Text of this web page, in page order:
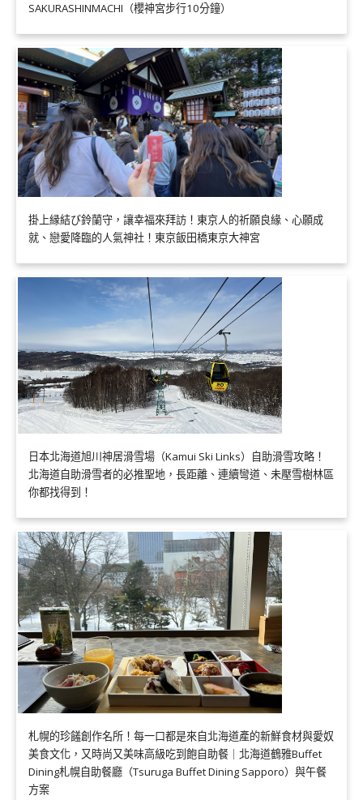
SAKURASHINMACHI（櫻神宮步行10分鐘）
掛上縁結び鈴蘭守，讓幸福來拜訪！東京人的祈願良緣、心願成
就、戀愛降臨的人氣神社！東京飯田橋東京大神宮
日本北海道旭川神居滑雪場（Kamui Ski Links）自助滑雪攻略！
北海道自助滑雪者的必推聖地，長距離、連續彎道、未壓雪樹林區
你都找得到！
札幌的珍饈創作名所！每一口都是來自北海道產的新鮮食材與愛奴
美食文化，又時尚又美味高級吃到飽自助餐｜北海道鶴雅Buffet
Dining札幌自助餐廳（Tsuruga Buffet Dining Sapporo）與午餐
方案